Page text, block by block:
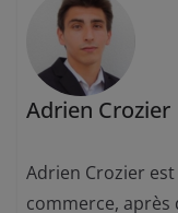
Adrien Crozier
Adrien Crozier
commerce, après